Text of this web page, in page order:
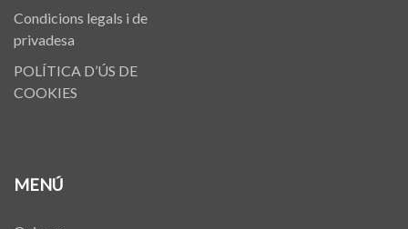
Condicions legals i de
privadesa
POLÍTICA D’ÚS DE
COOKIES
MENÚ